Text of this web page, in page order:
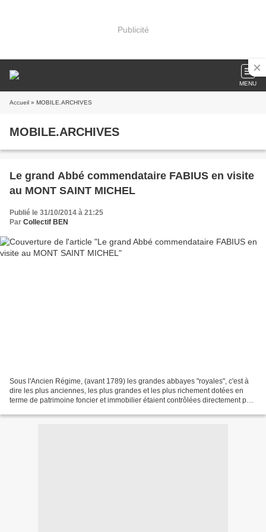
Publicité
MENU
Accueil » MOBILE.ARCHIVES
MOBILE.ARCHIVES
Le grand Abbé commendataire FABIUS en visite
au MONT SAINT MICHEL
Publié le 31/10/2014 à 21:25
Par Collectif BEN
Sous l'Ancien Régime, (avant 1789) les grandes abbayes "royales", c'est à
dire les plus anciennes, les plus grandes et les plus richement dotées en
terme de patrimoine foncier et immobilier étaient contrôlées directement par